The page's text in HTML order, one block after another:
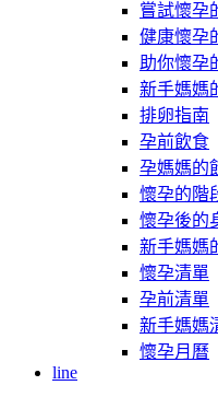
嘗試懷孕
健康懷孕
助你懷孕
新手媽媽
排卵指南
孕前飲食
孕媽媽的
懷孕的階
懷孕後的
新手媽媽
懷孕清單
孕前清單
新手媽媽
懷孕月曆
line